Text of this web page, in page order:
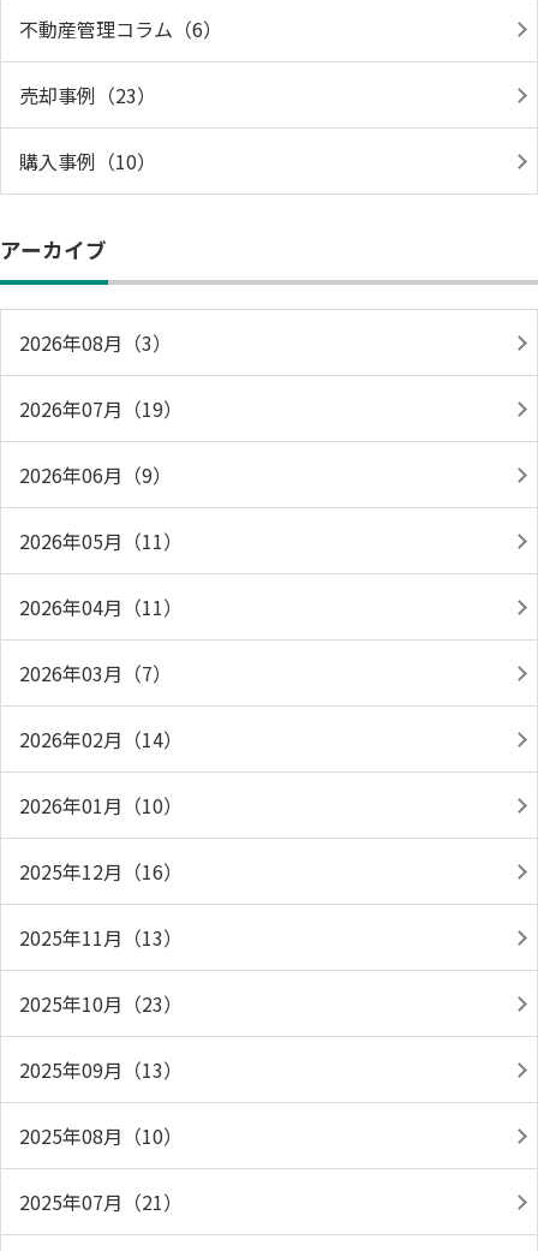
不動産管理コラム（6）
売却事例（23）
購入事例（10）
アーカイブ
2026年08月（3）
2026年07月（19）
2026年06月（9）
2026年05月（11）
2026年04月（11）
2026年03月（7）
2026年02月（14）
2026年01月（10）
2025年12月（16）
2025年11月（13）
2025年10月（23）
2025年09月（13）
2025年08月（10）
2025年07月（21）